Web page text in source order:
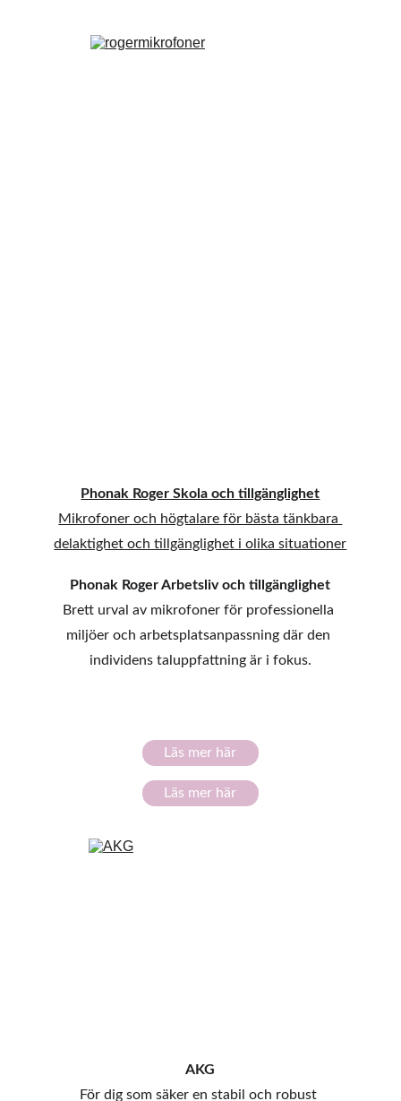
AKG
För dig som säker en stabil och robust
Phonak Roger Skola och tillgänglighet
Mikrofoner och högtalare för bästa tänkbara
delaktighet och tillgänglighet i olika situationer
Läs mer här
Phonak Roger Arbetsliv och tillgänglighet
Brett urval av mikrofoner för professionella
miljöer och arbetsplatsanpassning där den
individens taluppfattning är i fokus.
Läs mer här